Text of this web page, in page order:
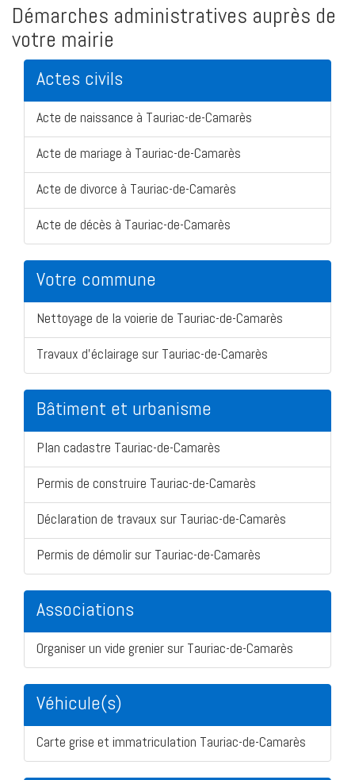
Démarches administratives auprès de
votre mairie
Actes civils
Acte de naissance à Tauriac-de-Camarès
Acte de mariage à Tauriac-de-Camarès
Acte de divorce à Tauriac-de-Camarès
Acte de décès à Tauriac-de-Camarès
Votre commune
Nettoyage de la voierie de Tauriac-de-Camarès
Travaux d'éclairage sur Tauriac-de-Camarès
Bâtiment et urbanisme
Plan cadastre Tauriac-de-Camarès
Permis de construire Tauriac-de-Camarès
Déclaration de travaux sur Tauriac-de-Camarès
Permis de démolir sur Tauriac-de-Camarès
Associations
Organiser un vide grenier sur Tauriac-de-Camarès
Véhicule(s)
Carte grise et immatriculation Tauriac-de-Camarès